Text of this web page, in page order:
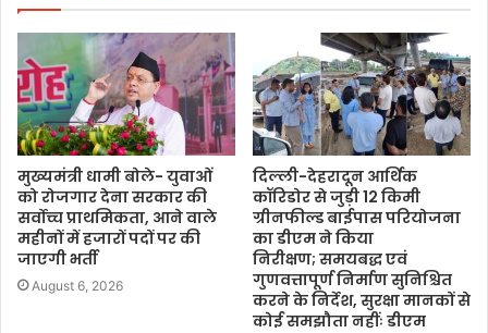
मुख्यमंत्री धामी बोले- युवाओं
को रोजगार देना सरकार की
सर्वोच्च प्राथमिकता, आने वाले
महीनों में हजारों पदों पर की
जाएगी भर्ती
August 6, 2026
दिल्ली-देहरादून आर्थिक
कॉरिडोर से जुड़ी 12 किमी
ग्रीनफील्ड बाईपास परियोजना
का डीएम ने किया
निरीक्षण; समयबद्ध एवं
गुणवत्तापूर्ण निर्माण सुनिश्चित
करने के निर्देश, सुरक्षा मानकों से
कोई समझौता नहींः डीएम